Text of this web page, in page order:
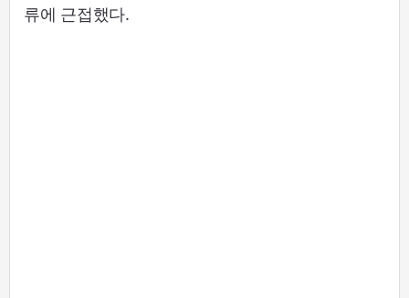
류에 근접했다.